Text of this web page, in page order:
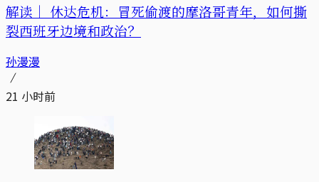
解读｜ 休达危机：冒死偷渡的摩洛哥青年，如何撕
裂西班牙边境和政治？
孙漫漫
21 小时前